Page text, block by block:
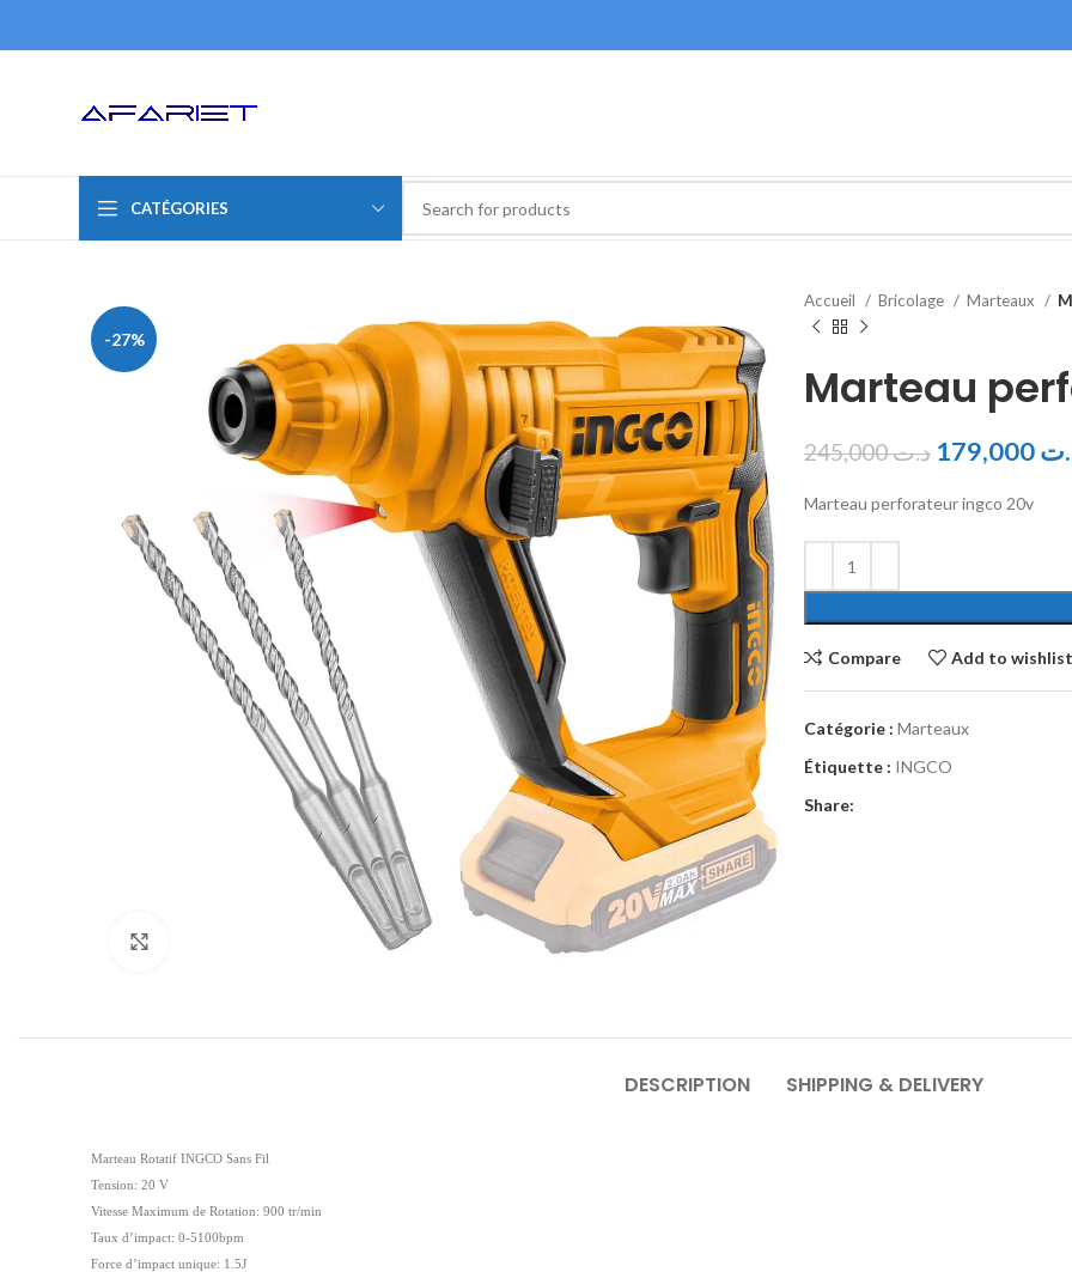
CATÉGORIES
-27%
Accueil Bricolage Marteaux
Marteau
د.ت245,000
Marteau perforateur ingco 20v
Compare Add to wishlist
Catégorie : Marteaux
Étiquette : INGCO
Share:
DESCRIPTION SHIPPING & DELIVERY
Marteau Rotatif INGCO Sans Fil
Tension: 20 V
Vitesse Maximum de Rotation: 900 tr/min
Taux d’impact: 0-5100bpm
Force d’impact unique: 1.5J